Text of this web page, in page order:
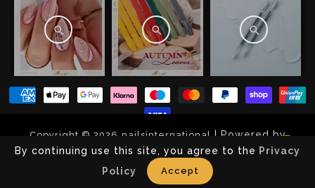
Copyright © 2026 nailsinternational | Powered by
Shopify
FacebookInstagram
By continuing use this site, you agree to the Privacy
Policy
Accept